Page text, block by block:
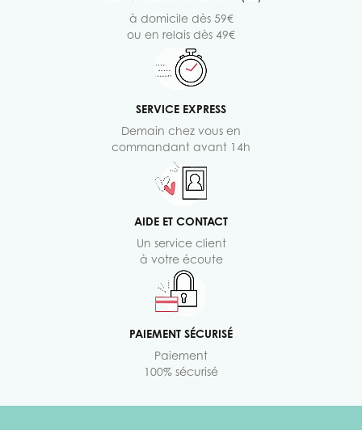
à domicile dès 59€
ou en relais dès 49€
SERVICE EXPRESS
Demain chez vous en
commandant avant 14h
AIDE ET CONTACT
Un service client
à votre écoute
PAIEMENT SÉCURISÉ
Paiement
100% sécurisé